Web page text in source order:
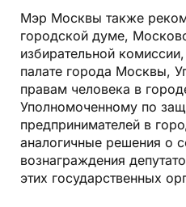
Мэр Москвы также
городской думе,
избирательной
палате города Москвы,
правам человека в
Уполномоченному по
предпринимателей в
аналогичные решения о
вознаграждения
этих государственных